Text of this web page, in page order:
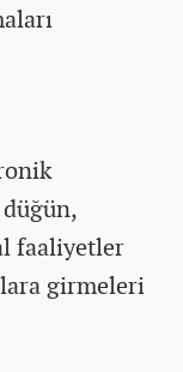
düğün,
faaliyetler
girmeleri